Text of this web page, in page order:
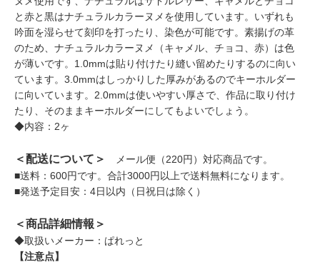
と赤と黒はナチュラルカラーヌメを使用しています。いずれも
吟面を湿らせて刻印を打ったり、染色が可能です。素揚げの革
のため、ナチュラルカラーヌメ（キャメル、チョコ、赤）は色
が薄いです。1.0mmは貼り付けたり縫い留めたりするのに向い
ています。3.0mmはしっかりした厚みがあるのでキーホルダー
に向いています。2.0mmは使いやすい厚さで、作品に取り付け
たり、そのままキーホルダーにしてもよいでしょう。
◆内容：2ヶ
＜配送について＞
メール便（220円）対応商品です。
■送料：600円です。合計3000円以上で送料無料になります。
■発送予定目安：4日以内（日祝日は除く）
＜商品詳細情報＞
◆取扱いメーカー：ぱれっと
【注意点】